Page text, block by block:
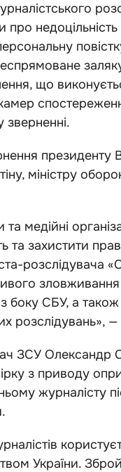
що
міністру
та медійні
та захистити
розслідувача
з боку СБУ, а
розслідувань», —
ЗСУ Олександр
з приводу
журналісту
України.